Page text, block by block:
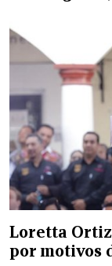
Loretta
por motivos